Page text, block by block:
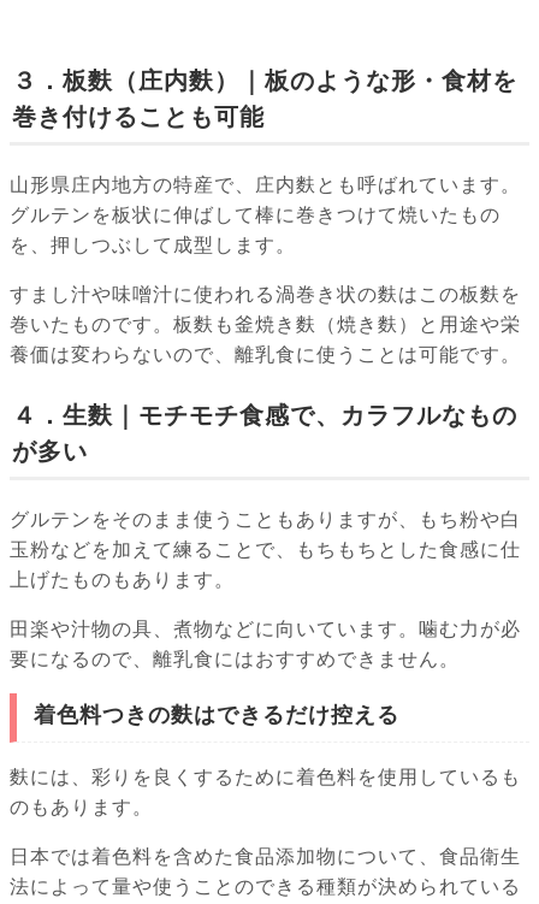
３．板麩（庄内麩）｜板のような形・食材を
巻き付けることも可能
山形県庄内地方の特産で、庄内麩とも呼ばれています。
グルテンを板状に伸ばして棒に巻きつけて焼いたもの
を、押しつぶして成型します。
すまし汁や味噌汁に使われる渦巻き状の麩はこの板麩を
巻いたものです。板麩も釜焼き麩（焼き麩）と用途や栄
養価は変わらないので、離乳食に使うことは可能です。
４．生麩｜モチモチ食感で、カラフルなもの
が多い
グルテンをそのまま使うこともありますが、もち粉や白
玉粉などを加えて練ることで、もちもちとした食感に仕
上げたものもあります。
田楽や汁物の具、煮物などに向いています。噛む力が必
要になるので、離乳食にはおすすめできません。
着色料つきの麩はできるだけ控える
麩には、彩りを良くするために着色料を使用しているも
のもあります。
日本では着色料を含めた食品添加物について、食品衛生
法によって量や使うことのできる種類が決められている